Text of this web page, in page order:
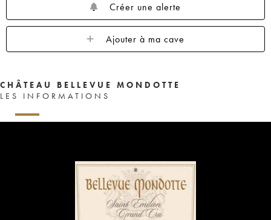
Créer une alerte
Ajouter à ma cave
CHÂTEAU BELLEVUE MONDOTTE
LES INFORMATIONS